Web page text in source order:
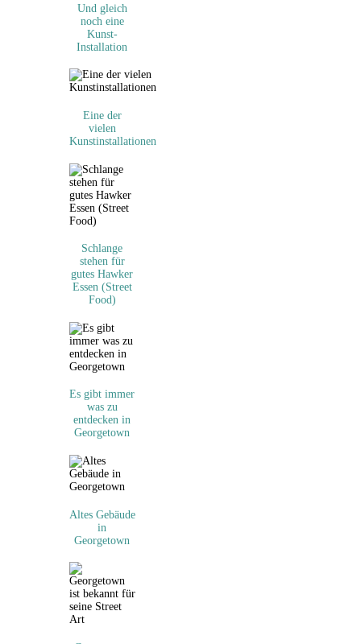
Und gleich
noch eine
Kunst-
Installation
Eine der
vielen
Kunstinstallationen
Schlange
stehen für
gutes Hawker
Essen (Street
Food)
Es gibt immer
was zu
entdecken in
Georgetown
Altes Gebäude
in
Georgetown